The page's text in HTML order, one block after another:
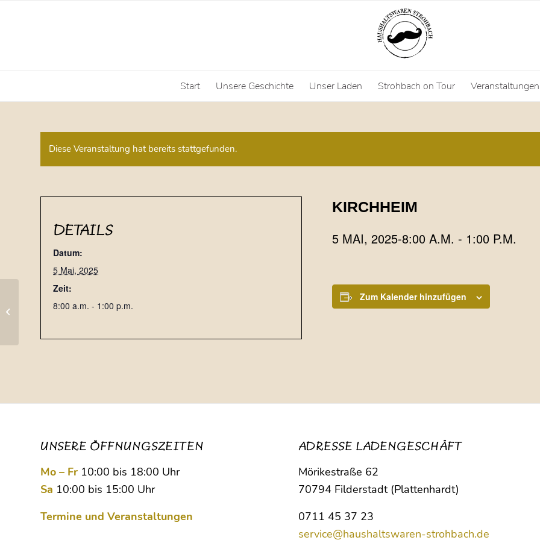
Start Unsere Geschichte Unser Laden Strohbach on Tour Veranstaltungen
Diese Veranstaltung hat bereits stattgefunden.
KIRCHHEIM
5 MAI, 2025-8:00 A.M. - 1:00 P.M.
Zum Kalender hinzufügen
DETAILS
Datum:
5 Mai, 2025
Zeit:
8:00 a.m. - 1:00 p.m.
UNSERE ÖFFNUNGSZEITEN
Mo – Fr 10:00 bis 18:00 Uhr
Sa 10:00 bis 15:00 Uhr
Termine und Veranstaltungen
ADRESSE LADENGESCHÄFT
Mörikestraße 62
70794 Filderstadt (Plattenhardt)
0711 45 37 23
service@haushaltswaren-strohbach.de
Leinfelden Maienmarkt